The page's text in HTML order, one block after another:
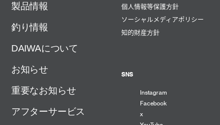
製品情報
釣り情報
DAIWAについて
お知らせ
重要なお知らせ
アフターサービス
個人情報等保護方針
ソーシャルメディアポリシー
知的財産方針
SNS
Instagram
Facebook
x